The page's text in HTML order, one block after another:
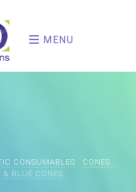
MENU
CONSUMABLES
CONES
& BLUE CONES